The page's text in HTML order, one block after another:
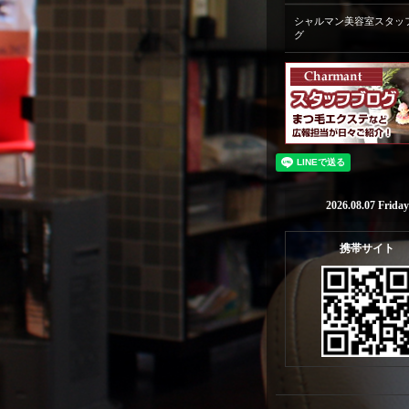
シャルマン美容室スタッ
グ
2026.08.07 Friday
携帯サイト